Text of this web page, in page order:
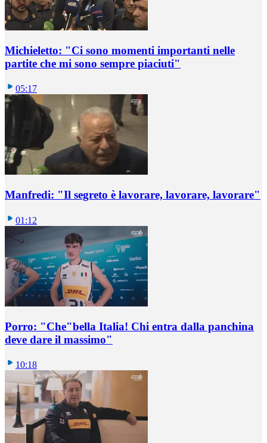
Michieletto: "Ci sono momenti importanti nelle
partite che mi sono sempre piaciuti"
05:17
Manfredi: "Il segreto è lavorare, lavorare, lavorare"
01:12
Porro: "Che"bella Italia! Chi entra dalla panchina
deve dare il massimo"
10:18